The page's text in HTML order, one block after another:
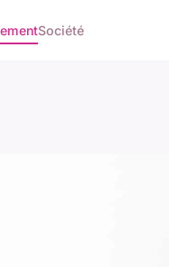
Société